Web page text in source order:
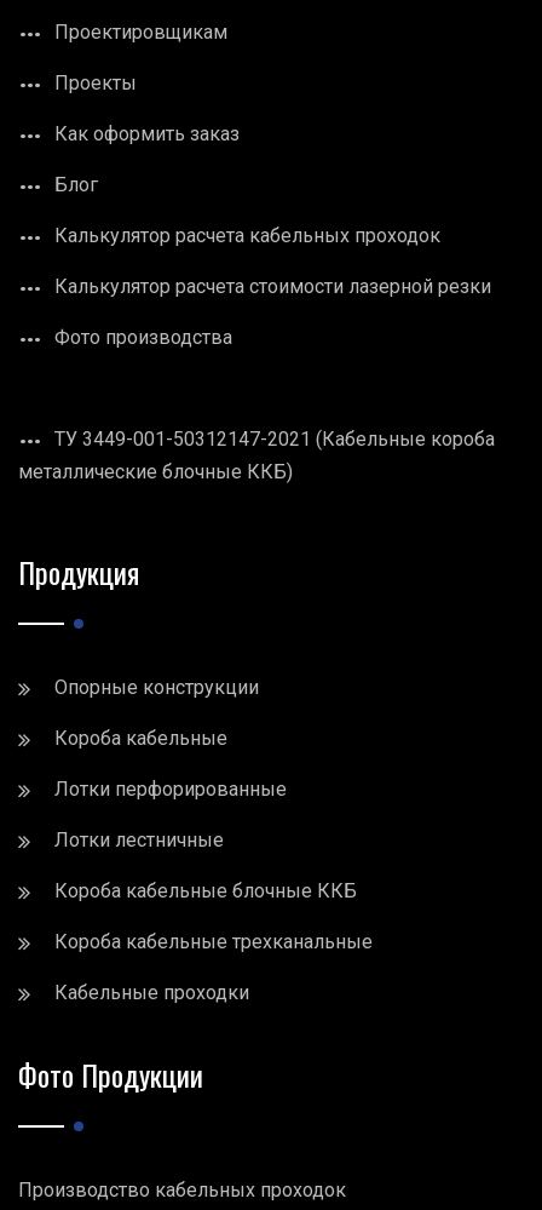
Проектировщикам
Проекты
Как оформить заказ
Блог
Калькулятор расчета кабельных проходок
Калькулятор расчета стоимости лазерной резки
Фото производства
ТУ 3449-001-50312147-2021 (Кабельные короба
металлические блочные ККБ)
Продукция
Опорные конструкции
Короба кабельные
Лотки перфорированные
Лотки лестничные
Короба кабельные блочные ККБ
Короба кабельные трехканальные
Кабельные проходки
Фото Продукции
Производство кабельных проходок